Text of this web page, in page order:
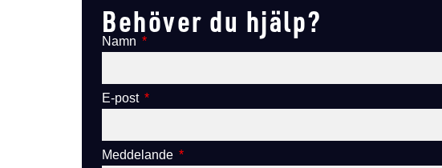
Behöver du hjälp?
Namn
E-post
Meddelande